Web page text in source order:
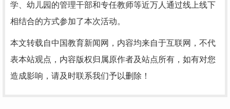
学、幼儿园的管理干部和专任教师等近万人通过线上线下
相结合的方式参加了本次活动。
本文转载自中国教育新闻网，内容均来自于互联网，不代
表本站观点，内容版权归属原作者及站点所有，如有对您
造成影响，请及时联系我们予以删除！